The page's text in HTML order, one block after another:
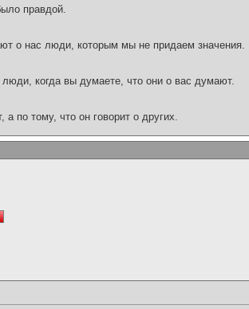
правдой.
о нас люди, которым мы не придаем значения.
когда вы думаете, что они о вас думают.
по тому, что он говорит о других.